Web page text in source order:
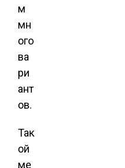
м
мн
ого
ва
ри
ант
ов.
Так
ой
ме